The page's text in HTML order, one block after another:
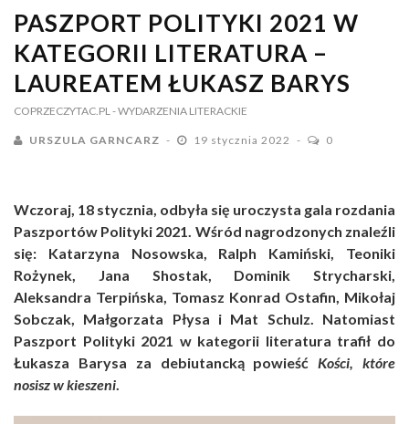
PASZPORT POLITYKI 2021 W
KATEGORII LITERATURA –
LAUREATEM ŁUKASZ BARYS
COPRZECZYTAC.PL - WYDARZENIA LITERACKIE
URSZULA GARNCARZ 19 stycznia 2022 0
Wczoraj, 18 stycznia, odbyła się uroczysta gala rozdania
Paszportów Polityki 2021. Wśród nagrodzonych znaleźli
się: Katarzyna Nosowska, Ralph Kamiński, Teoniki
Rożynek, Jana Shostak, Dominik Strycharski,
Aleksandra Terpińska, Tomasz Konrad Ostafin, Mikołaj
Sobczak, Małgorzata Płysa i Mat Schulz. Natomiast
Paszport Polityki 2021 w kategorii literatura trafił do
Łukasza Barysa za debiutancką powieśćKości, które
nosisz w kieszeni.